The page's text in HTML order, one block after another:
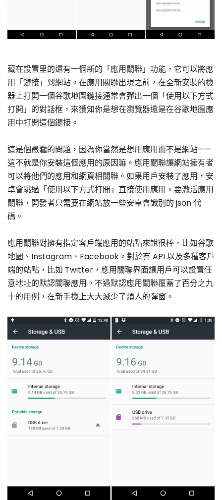
藏在設置里的還有一個新的「應用關聯」功能，它可以將應
用「鏈接」到網站。在應用關聯出現之前，在全新安裝的機
器上打開一個谷歌地圖鏈接通常會彈出一個「使用以下方式
打開」的對話框，來獲知你是想在瀏覽器還是在谷歌地圖應
用中打開這個鏈接。
這是個愚蠢的問題，因為你當然是想用應用而不是網站——
這不就是你安裝這個應用的原因嘛。應用關聯讓網站擁有者
可以將他們的應用和網頁相關聯。如果用戶安裝了應用，安
卓會跳過「使用以下方式打開」直接使用應用。要激活應用
關聯，開發者只需要在網站放一些安卓會識別的 json 代
碼。
應用關聯對擁有指定客戶端應用的站點來說很棒，比如谷歌
地圖、Instagram、Facebook。對於有 API 以及多種客戶
端的站點，比如 Twitter，應用關聯界面讓用戶可以設置任
意地址的默認關聯應用。不過默認應用關聯覆蓋了百分之九
十的用例，在新手機上大大減少了煩人的彈窗。